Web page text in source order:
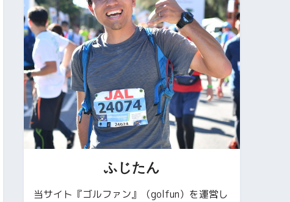
ふじたん
当サイト『ゴルファン』（golfun）を運営し